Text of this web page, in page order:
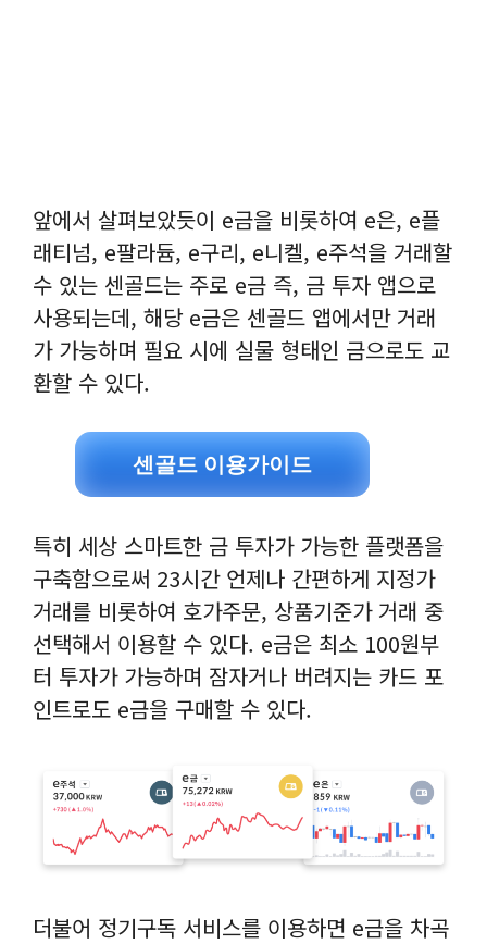
앞에서 살펴보았듯이 e금을 비롯하여 e은, e플
래티넘, e팔라듐, e구리, e니켈, e주석을 거래할
수 있는 센골드는 주로 e금 즉, 금 투자 앱으로
사용되는데, 해당 e금은 센골드 앱에서만 거래
가 가능하며 필요 시에 실물 형태인 금으로도 교
환할 수 있다.
센골드 이용가이드
특히 세상 스마트한 금 투자가 가능한 플랫폼을
구축함으로써 23시간 언제나 간편하게 지정가
거래를 비롯하여 호가주문, 상품기준가 거래 중
선택해서 이용할 수 있다. e금은 최소 100원부
터 투자가 가능하며 잠자거나 버려지는 카드 포
인트로도 e금을 구매할 수 있다.
더불어 정기구독 서비스를 이용하면 e금을 차곡